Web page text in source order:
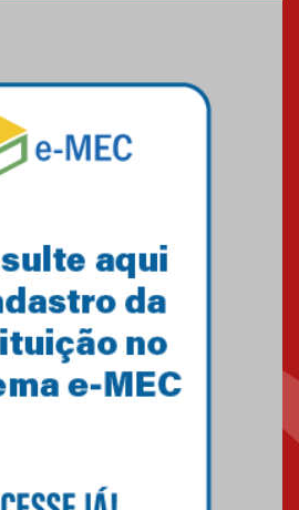
04.08.2026
Mackenzie recepciona os
calouros do segundo semestre
Como o Colégio Mackenzie
Brasília prepara seus
estudantes para o PAS antes
mesmo do Ensino Médio